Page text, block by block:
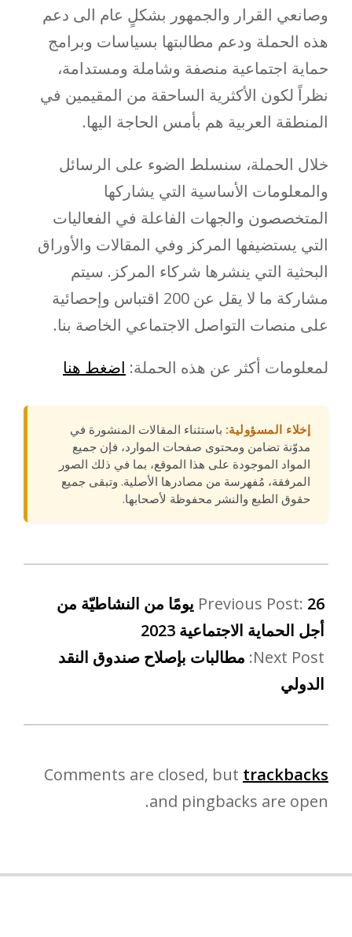
وصانعي القرار والجمهور بشكلٍ عام الى دعم
هذه الحملة ودعم مطالبتها بسياسات وبرامج
حماية اجتماعية منصفة وشاملة ومستدامة،
نظراً لكون الأكثرية الساحقة من المقيمين في
المنطقة العربية هم بأمس الحاجة اليها.
خلال الحملة، سنسلط الضوء على الرسائل
والمعلومات الأساسية التي يشاركها
المتخصصون والجهات الفاعلة في الفعاليات
التي يستضيفها المركز وفي المقالات والأوراق
البحثية التي ينشرها شركاء المركز. سيتم
مشاركة ما لا يقل عن 200 اقتباس وإحصائية
على منصات التواصل الاجتماعي الخاصة بنا.
لمعلومات أكثر عن هذه الحملة: اضغط هنا
إخلاء المسؤولية: باستثناء المقالات المنشورة في
مدوّنة تضامن ومحتوى صفحات الموارد، فإن جميع
المواد الموجودة على هذا الموقع، بما في ذلك الصور
المرفقة، مُفهرسة من مصادرها الأصلية. وتبقى جميع
حقوق الطبع والنشر محفوظة لأصحابها.
Previous Post: 26 يومًا من النشاطيّة من
أجل الحماية الاجتماعية 2023
Next Post: مطالبات بإصلاح صندوق النقد
الدولي
Comments are closed, but trackbacks
and pingbacks are open.